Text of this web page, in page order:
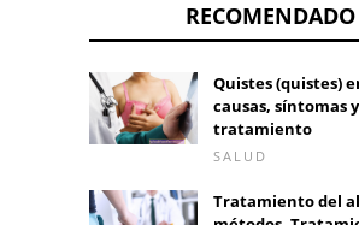
RECOMENDADO
Quistes (quistes)
causas, síntomas y
tratamiento
SALUD
Tratamiento del